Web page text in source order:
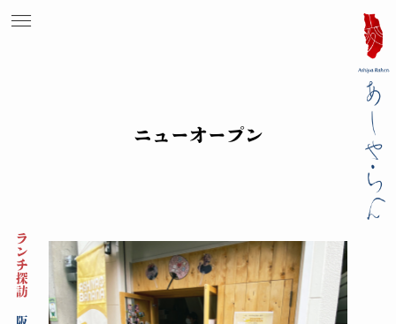
ランチ探訪
ニューオープン